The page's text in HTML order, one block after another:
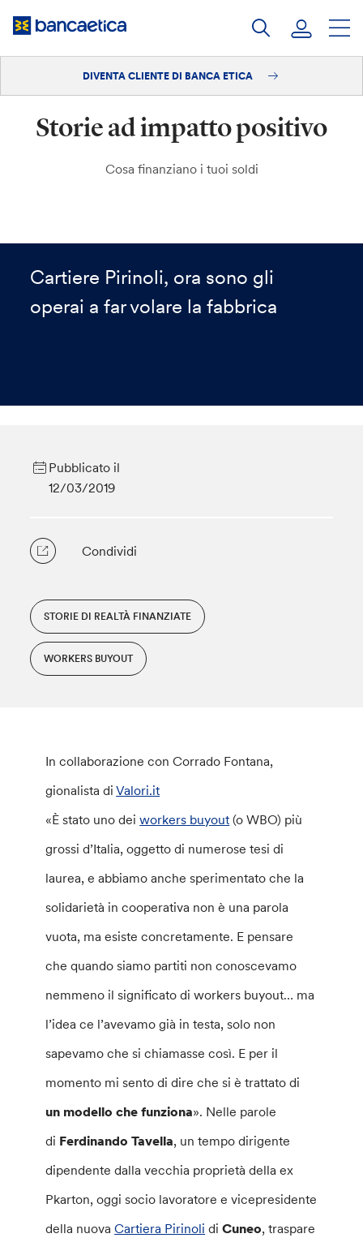
Diventa cliente
DIVENTA CLIENTE DI BANCA ETICA
Storie ad impatto positivo
Cosa finanziano i tuoi soldi
Cartiere Pirinoli, ora sono gli
operai a far volare la fabbrica
Pubblicato il
12/03/2019
Condividi
STORIE DI REALTÀ FINANZIATE
WORKERS BUYOUT
In collaborazione con Corrado Fontana,
gionalista diValori.it
«È stato uno deiworkers buyout (o WBO) più
grossi d’Italia, oggetto di numerose tesi di
laurea, e abbiamo anche sperimentato che la
solidarietà in cooperativa non è una parola
vuota, ma esiste concretamente. E pensare
che quando siamo partiti non conoscevamo
nemmeno il significato di workers buyout… ma
l’idea ce l’avevamo già in testa, solo non
sapevamo che si chiamasse così. E per il
momento mi sento di dire che si è trattato di
un modello che funziona». Nelle parole
di Ferdinando Tavella, un tempo dirigente
dipendente dalla vecchia proprietà della ex
Pkarton, oggi socio lavoratore e vicepresidente
della nuovaCartiera Pirinoli diCuneo, traspare